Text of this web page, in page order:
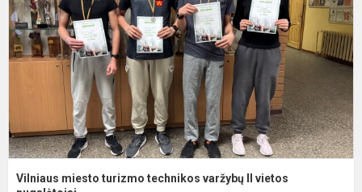
Vilniaus miesto turizmo technikos varžybų II vietos